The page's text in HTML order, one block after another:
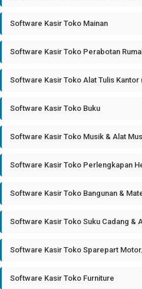
Software Kasir Toko Mainan
Software Kasir Toko Perabotan
Software Kasir Toko Alat Tulis Kantor
Software Kasir Toko Buku
Software Kasir Toko Musik & Alat
Software Kasir Toko Perlengkapan
Software Kasir Toko Bangunan &
Software Kasir Toko Suku Cadang &
Software Kasir Toko Sparepart
Software Kasir Toko Furniture